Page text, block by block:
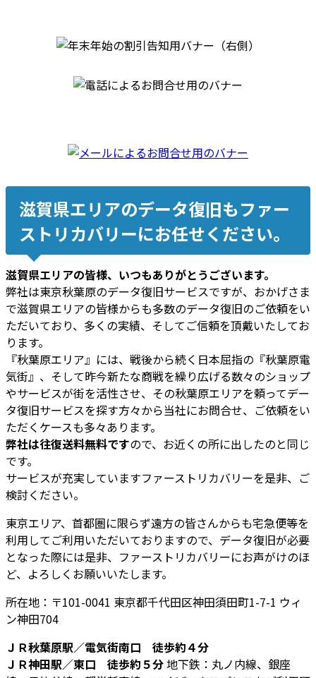
滋賀県エリアのデータ復旧もファー
ストリカバリーにお任せください。
滋賀県エリアの皆様、いつもありがとうございます。
弊社は東京秋葉原のデータ復旧サービスですが、おかげさま
で滋賀県エリアの皆様からも多数のデータ復旧のご依頼をい
ただいており、多くの実績、そしてご信頼を頂戴いたしてお
ります。
『秋葉原エリア』には、戦後から続く日本屈指の『秋葉原電
気街』、そして昨今新たな商戦を繰り広げる数々のショップ
やサービスが街を活性させ、その秋葉原エリアを頼ってデー
タ復旧サービスを探す方々から当社にお問合せ、ご依頼をい
ただくケースも多々あります。
弊社は往復送料無料ですので、お近くの所に出したのと同じ
です。
サービスが充実していますファーストリカバリーを是非、ご
検討ください。
東京エリア、首都圏に限らず遠方の皆さんからも宅急便等を
利用してご利用いただいておりますので、データ復旧が必要
となった際には是非、ファーストリカバリーにお声がけのほ
ど、よろしくお願いいたします。
所在地：〒101-0041 東京都千代田区神田須田町1-7-1 ウィ
ン神田704
ＪＲ秋葉原駅／電気街南口 徒歩約４分
ＪＲ神田駅／東口 徒歩約５分地下鉄：丸ノ内線、銀座